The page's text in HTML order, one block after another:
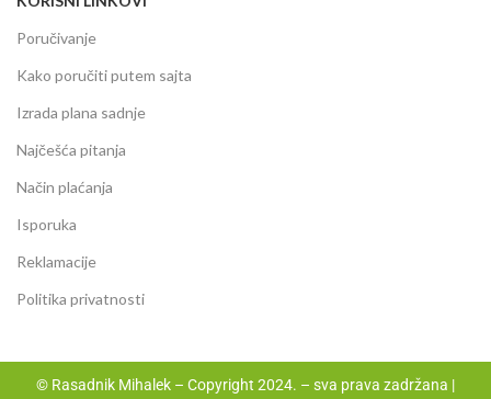
Poručivanje
Kako poručiti putem sajta
Izrada plana sadnje
Najčešća pitanja
Način plaćanja
Isporuka
Reklamacije
Politika privatnosti
© Rasadnik Mihalek – Copyright 2024. – sva prava zadržana |